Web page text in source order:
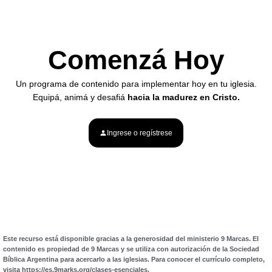
Comenzá Hoy
Un programa de contenido para implementar hoy en tu iglesia.
Equipá, animá y desafiá hacia la madurez en Cristo.
Ingrese o regístrese
Este recurso está disponible gracias a la generosidad del ministerio 9 Marcas. El
contenido es propiedad de 9 Marcas y se utiliza con autorización de la Sociedad
Bíblica Argentina para acercarlo a las iglesias. Para conocer el currículo completo,
visita https://es.9marks.org/clases-esenciales.